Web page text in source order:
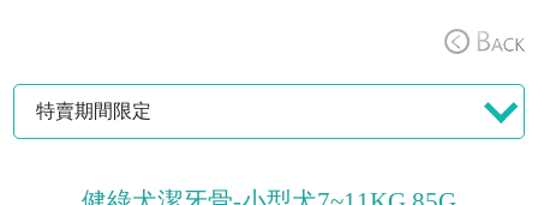
特賣期間限定